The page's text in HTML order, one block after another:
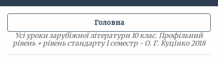
Усі уроки зарубіжної літератури 10 клас. Профільний
рівень + рівень стандарту I семестр - О. Г. Куцінко 2018
Головна